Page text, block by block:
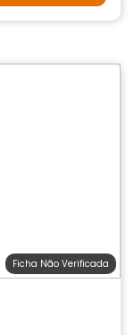
Ficha Não Verificada